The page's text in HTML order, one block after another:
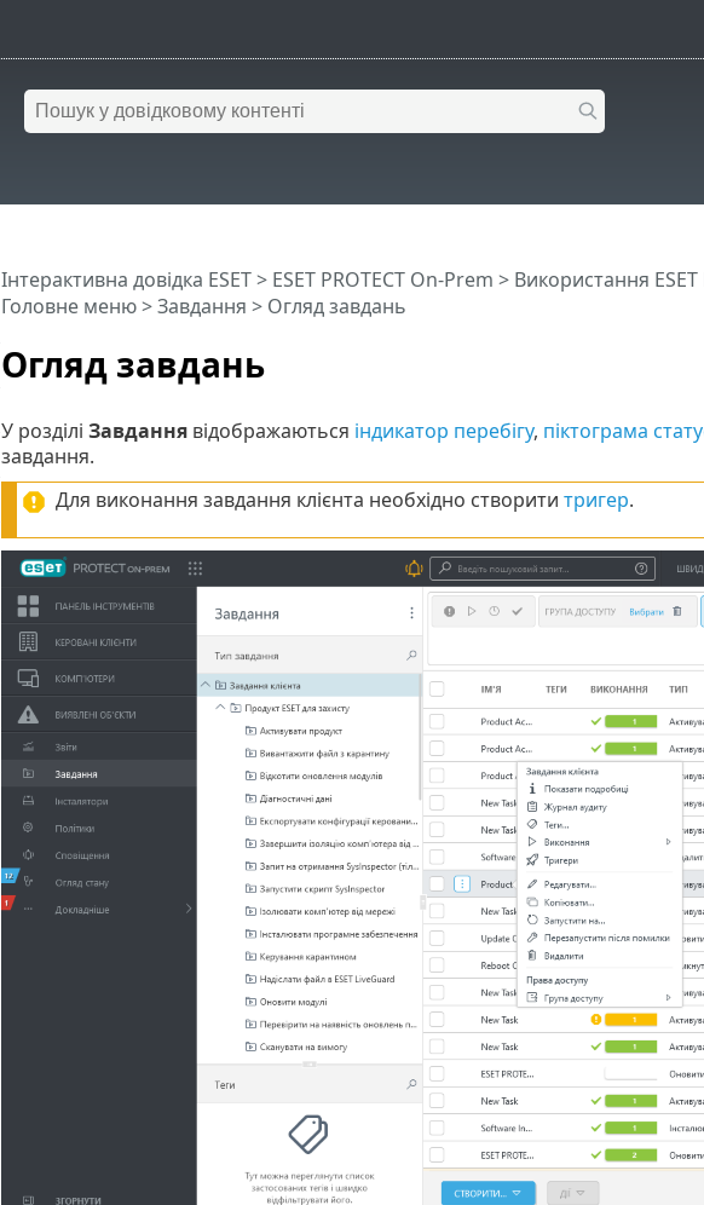
Огляд завдань
Інтерактивна довідка ESET> ESET PROTECT On-Prem > Використання
Головне меню>Завдання > Огляд завдань
У розділі Завданнявідображаються індикатор перебігу, піктограма
завдання.
Для виконання завдання клієнта необхідно створити тригер.